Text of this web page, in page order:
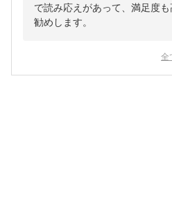
で読み応えがあって、満足度
勧めします。
全